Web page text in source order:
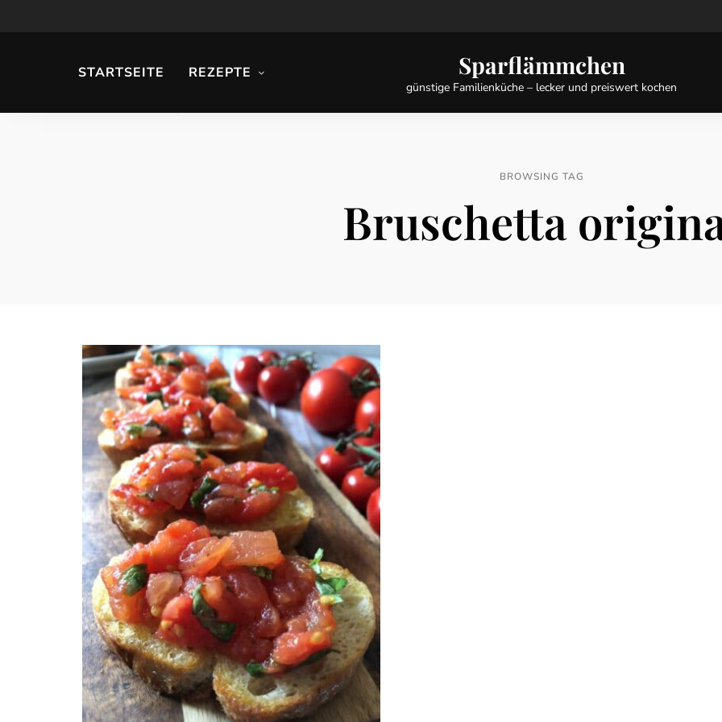
Sparflämmchen
günstige Familienküche – lecker und preiswert kochen
STARTSEITE REZEPTE
BROWSING TAG
Bruschetta